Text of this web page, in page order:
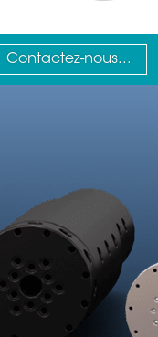
Contactez-nous...